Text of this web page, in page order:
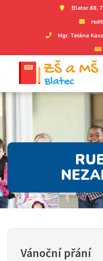
Blatec 68,
Mgr. Taťána
Vánoční přání